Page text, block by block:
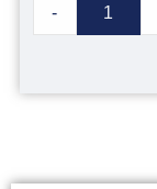
-